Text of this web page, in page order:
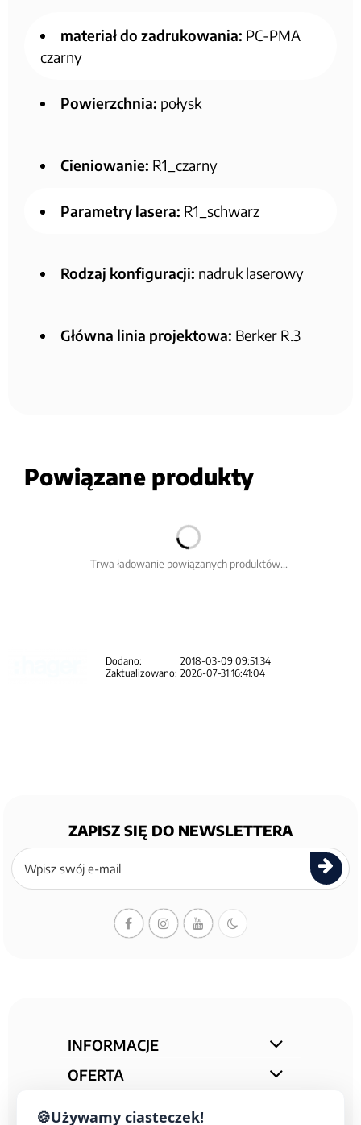
materiał do zadrukowania: PC-PMA
czarny
Powierzchnia: połysk
Cieniowanie: R1_czarny
Parametry lasera: R1_schwarz
Rodzaj konfiguracji: nadruk laserowy
Główna linia projektowa: Berker R.3
Powiązane produkty
Trwa ładowanie powiązanych produktów...
Dodano:
2018-03-09 09:51:34
Zaktualizowano: 2026-07-31 16:41:04
ZAPISZ SIĘ DO NEWSLETTERA
Zapisz
się
newslettera
INFORMACJE
OFERTA
🍪Używamy ciasteczek!